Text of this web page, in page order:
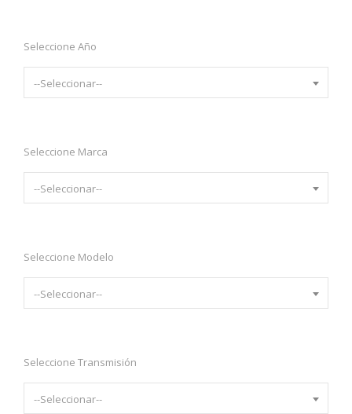
Seleccione Año
--Seleccionar--
Seleccione Marca
--Seleccionar--
Seleccione Modelo
--Seleccionar--
Seleccione Transmisión
--Seleccionar--